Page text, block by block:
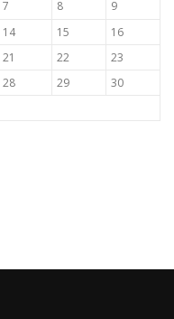
7 8
9
14 15
16
21 22
23
28 29
30